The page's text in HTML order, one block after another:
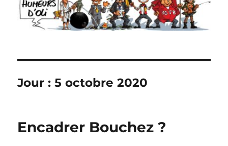
Jour :5 octobre 2020
Encadrer Bouchez ?